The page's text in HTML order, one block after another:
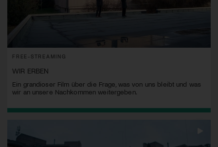
FREE-STREAMING
WIR ERBEN
Ein grandioser Film über die Frage, was von uns bleibt und was
wir an unsere Nachkommen weitergeben.